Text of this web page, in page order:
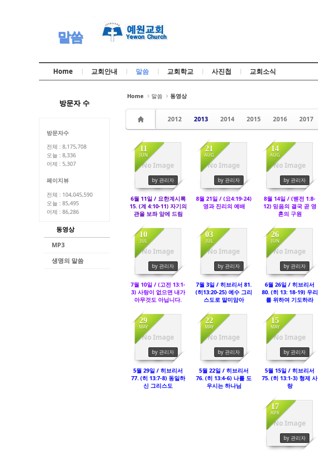
말씀
Home 교회안내 말씀 교회학교 사진첩 교회소식
방문자 수
방문자수
전체 : 8,175,708
오늘 : 8,336
어제 : 5,307
페이지뷰
전체 : 104,045,590
오늘 : 85,495
어제 : 86,286
동영상
MP3
생명의 말씀
Home 말씀 동영상
2012 2013 2014 2015 2016 2017
No Image
11
JUN
by 관리자
1696
6월 11일 / 요한계시록
15. (계 4:10-11) 자기의
관을 보좌 앞에 드림
No Image
21
AUG
by 관리자
1474
8월 21일 / (요4:19-24)
영과 진리의 예배
No Image
14
AUG
by 관리자
1301
8월 14일 / (벧전 1:8-
12) 믿음의 결국 곧 영
혼의 구원
No Image
10
JUL
by 관리자
2176
7월 10일 / (고전 13:1-
3) 사랑이 없으면 내가
아무것도 아닙니다.
No Image
03
JUL
by 관리자
3049
7월 3일 / 히브리서 81.
(히13:20-25) 예수 그리
스도로 말미암아
No Image
26
JUN
by 관리자
2458
6월 26일 / 히브리서
80. (히 13: 18-19) 우리
를 위하여 기도하라
No Image
29
MAY
by 관리자
1374
5월 29일 / 히브리서
77. (히 13:7-8) 동일하
신 그리스도
No Image
22
MAY
by 관리자
1168
5월 22일 / 히브리서
76. (히 13:4-6) 나를 도
우시는 하나님
No Image
15
MAY
by 관리자
1246
5월 15일 / 히브리서
75. (히 13:1-3) 형제 사
랑
No Image
17
APR
by 관리자
2354
Sketchbook5, 스케치북5
Sketchbook5, 스케치북5
Sketchbook5, 스케치북5
Sketchbook5, 스케치북5